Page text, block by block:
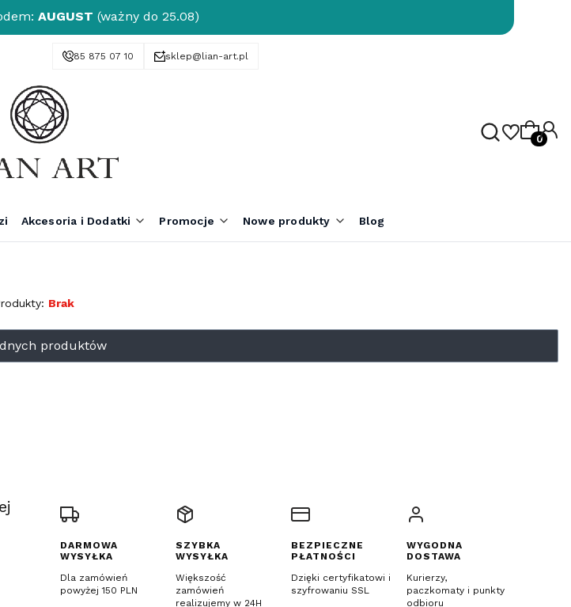
AUGUST (ważny do 25.08)
85 875 07 10 sklep@lian-art.pl
Akcesoria i Dodatki Promocje Nowe produkty Blog
Brak
produktów
DARMOWA
WYSYŁKA
Dla zamówień
powyżej 150 PLN
SZYBKA
WYSYŁKA
Większość
zamówień
realizujemy w 24H
BEZPIECZNE
PŁATNOŚCI
Dzięki certyfikatowi i
szyfrowaniu SSL
WYGODNA
DOSTAWA
Kurierzy,
paczkomaty i punkty
odbioru